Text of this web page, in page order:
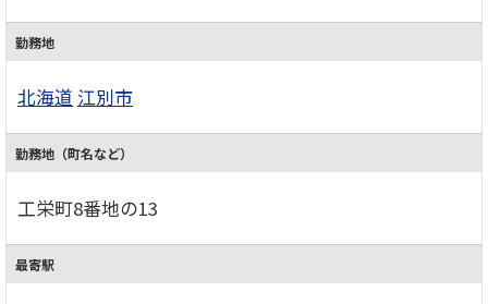
勤務地
北海道 江別市
勤務地（町名など）
工栄町8番地の13
最寄駅